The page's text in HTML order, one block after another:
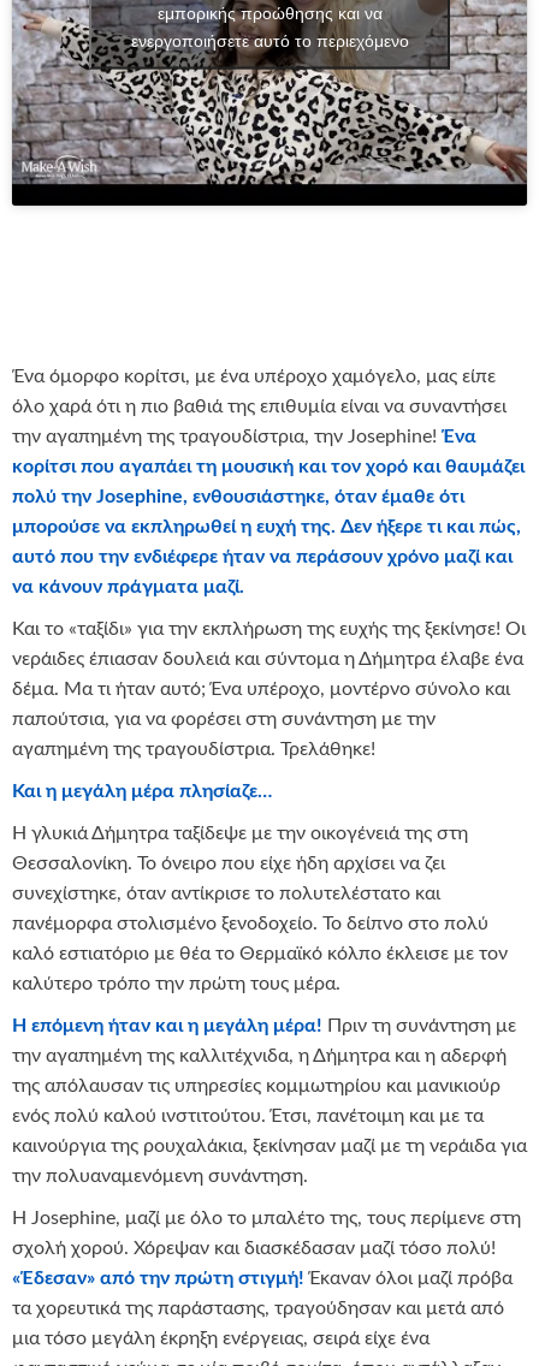
εμπορικής προώθησης και να
ενεργοποιήσετε αυτό το περιεχόμενο
Ένα όμορφο κορίτσι, με ένα υπέροχο χαμόγελο, μας είπε
όλο χαρά ότι η πιο βαθιά της επιθυμία είναι να συναντήσει
την αγαπημένη της τραγουδίστρια, την Josephine! Ένα
κορίτσι που αγαπάει τη μουσική και τον χορό και θαυμάζει
πολύ τηνJosephine, ενθουσιάστηκε, όταν έμαθε ότι
μπορούσε να εκπληρωθεί η ευχή της. Δεν ήξερε τι και πώς,
αυτό που την ενδιέφερε ήταν να περάσουν χρόνο μαζί και
να κάνουν πράγματα μαζί.
Και το «ταξίδι» για την εκπλήρωση της ευχής της ξεκίνησε! Οι
νεράιδες έπιασαν δουλειά και σύντομα η Δήμητρα έλαβε ένα
δέμα. Μα τι ήταν αυτό; Ένα υπέροχο, μοντέρνο σύνολο και
παπούτσια, για να φορέσει στη συνάντηση με την
αγαπημένη της τραγουδίστρια. Τρελάθηκε!
Και η μεγάλη μέρα πλησίαζε…
Η γλυκιά Δήμητρα ταξίδεψε με την οικογένειά της στη
Θεσσαλονίκη. Το όνειρο που είχε ήδη αρχίσει να ζει
συνεχίστηκε, όταν αντίκρισε το πολυτελέστατο και
πανέμορφα στολισμένο ξενοδοχείο. Το δείπνο στο πολύ
καλό εστιατόριο με θέα το Θερμαϊκό κόλπο έκλεισε με τον
καλύτερο τρόπο την πρώτη τους μέρα.
Η επόμενη ήταν και η μεγάλη μέρα! Πριν τη συνάντηση με
την αγαπημένη της καλλιτέχνιδα, η Δήμητρα και η αδερφή
της απόλαυσαν τις υπηρεσίες κομμωτηρίου και μανικιούρ
ενός πολύ καλού ινστιτούτου. Έτσι, πανέτοιμη και με τα
καινούργια της ρουχαλάκια, ξεκίνησαν μαζί με τη νεράιδα για
την πολυαναμενόμενη συνάντηση.
Η Josephine, μαζί με όλο το μπαλέτο της, τους περίμενε στη
σχολή χορού. Χόρεψαν και διασκέδασαν μαζί τόσο πολύ!
«Έδεσαν» από την πρώτη στιγμή! Έκαναν όλοι μαζί πρόβα
τα χορευτικά της παράστασης, τραγούδησαν και μετά από
μια τόσο μεγάλη έκρηξη ενέργειας, σειρά είχε ένα